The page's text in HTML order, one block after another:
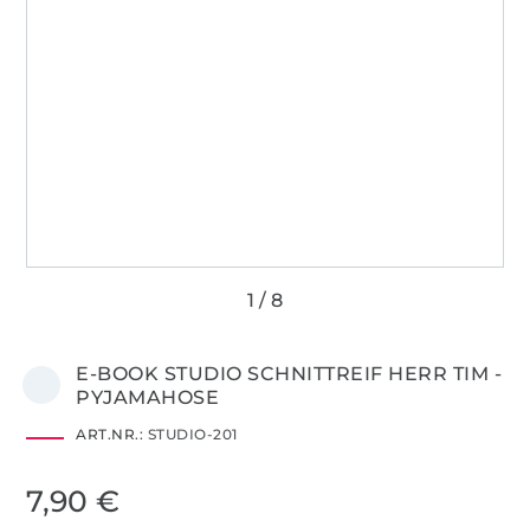
E-BOOK STUDIO SCHNITTREIF HERR TIM -
PYJAMAHOSE
ART.NR.: STUDIO-201
7,90 €